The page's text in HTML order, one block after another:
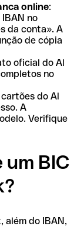
online:
no
da conta». A
de cópia
oficial do Al
no
do Al
A
Verifique
um BIC
além do IBAN,